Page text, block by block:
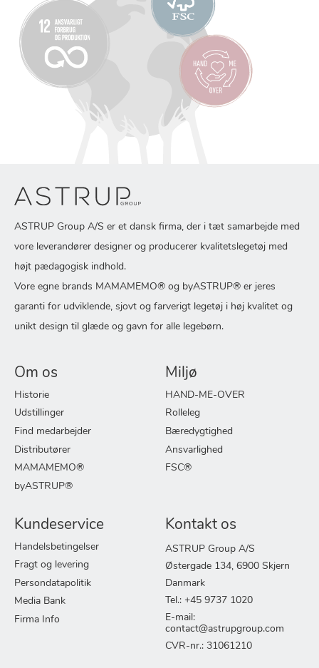
ASTRUP Group A/S er et dansk firma, der i tæt samarbejde med
vore leverandører designer og producerer kvalitetslegetøj med
højt pædagogisk indhold.
Vore egne brands MAMAMEMO® og byASTRUP® er jeres
garanti for udviklende, sjovt og farverigt legetøj i høj kvalitet og
unikt design til glæde og gavn for alle legebørn.
Om os
Historie
Udstillinger
Find medarbejder
Distributører
MAMAMEMO®
byASTRUP®
Miljø
HAND-ME-OVER
Rolleleg
Bæredygtighed
Ansvarlighed
FSC®
Kundeservice
Handelsbetingelser
Fragt og levering
Persondatapolitik
Media Bank
Firma Info
Kontakt os
ASTRUP Group A/S
Østergade 134, 6900 Skjern
Danmark
Tel.: +45 9737 1020
E-mail:
contact@astrupgroup.com
CVR-nr.: 31061210